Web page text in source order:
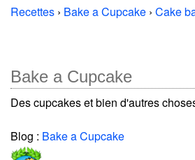
Recettes › Bake a Cupcake › Cake
Bake a Cupcake
Des cupcakes et bien d'autres
Blog : Bake a Cupcake